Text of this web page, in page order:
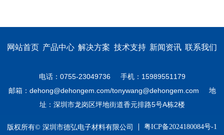
网站首页 产品中心 解决方案 技术支持 新闻资讯 联系我们
电话：0755-23049736 手机：15989551179
邮箱：dehong@dehongem.com/tonywang@dehongem.com 地
址：深圳市龙岗区坪地街道香元排路5号A栋2楼
版权所有© 深圳市德弘电子材料有限公司 粤ICP备2024180084号-1